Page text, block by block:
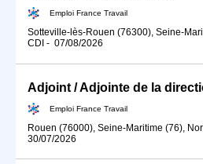
Emploi France Travail
Sotteville-lès-Rouen (76300), Seine-
CDI - 07/08/2026
Emploi France Travail
Rouen (76000), Seine-Maritime (76),
30/07/2026